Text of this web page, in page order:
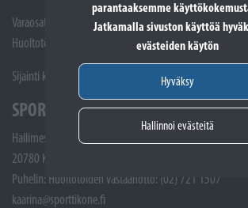
parantaaksemme
Jatkamalla sivuston käyttöä
evästeiden käytön
Hyväksy
Hallinnoi evästeitä
Varaosat: (02) 721 1407
Huoltotöiden vastaanotto: 02 7211405
Sijainti kartalla
SPORTTIKONE KAARINA
Hallimestarinkatu 4
20780 Kaarina
Puhelin: Huoltotöiden vastaanotto: (02) 721 1507
kaarina@sporttikone.fi